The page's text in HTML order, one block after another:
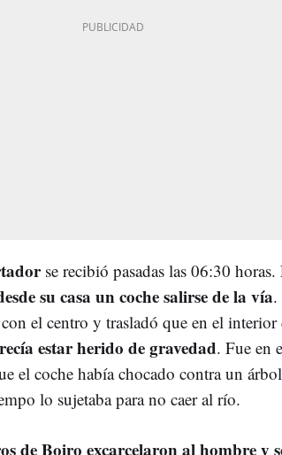
se recibió pasadas las 06:30 horas.
su casa un coche salirse de la vía.
el centro y trasladó que en el
estar herido de gravedad. Fue en
el coche había chocado contra un
lo sujetaba para no caer al río.
de Boiro excarcelaron al hombre y